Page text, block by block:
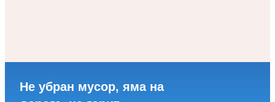
Не убран мусор, яма на